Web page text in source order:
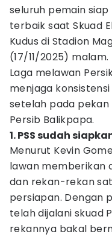
seluruh pemain
terbaik saat Skuad
Kudus di Stadion
(17/11/2025) malam.
Laga melawan
menjaga
setelah pada
Persib Balikpapa.
1. PSS sudah
Menurut Kevin
lawan memberikan
dan rekan-rekan
persiapan. Dengan
telah dijalani skuad
rekannya bakal